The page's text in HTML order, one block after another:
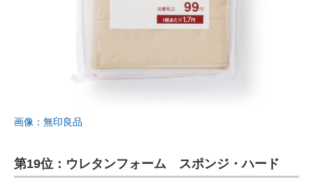
画像：無印良品
第19位：ウレタンフォーム スポンジ・ハード